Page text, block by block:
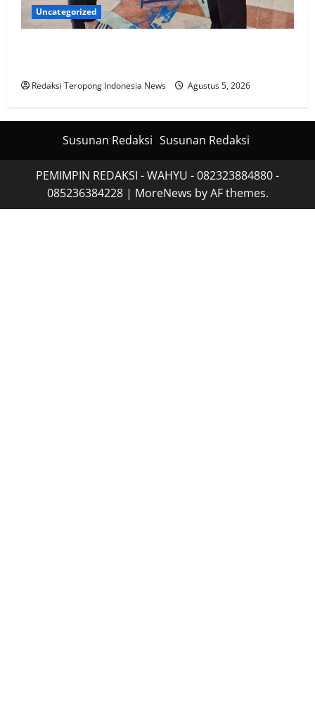
Uncategorized
Redaksi Teropong Indonesia News Agustus 5, 2026
Susunan Redaksi Susunan Redaksi
PEMIMPIN REDAKSI - WAHYU - 082323884880 -
085236384228 | MoreNews by AF themes.